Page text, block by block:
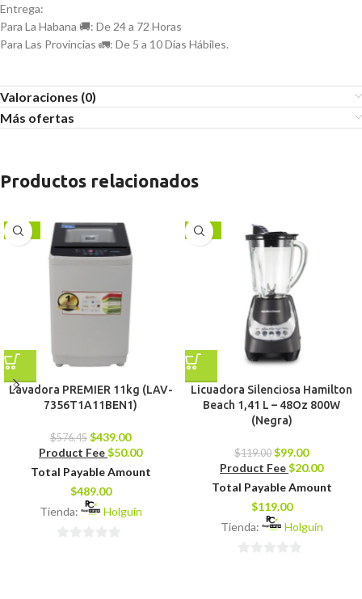
Entrega:
Para La Habana 🚚: De 24 a 72 Horas
Para Las Provincias 🚛: De 5 a 10 Días Hábiles.
Valoraciones (0)
Más ofertas
Productos relacionados
-24%
Lavadora PREMIER 11kg (LAV-
7356T1A11BEN1)
$576.45 $439.00
Product Fee$50.00
Total Payable Amount
$489.00
Tienda:
Holguín
-17%
Licuadora Silenciosa Hamilton
Beach 1,41 L – 48Oz 800W
(Negra)
$119.00 $99.00
Product Fee$20.00
Total Payable Amount
$119.00
Tienda:
Holguín